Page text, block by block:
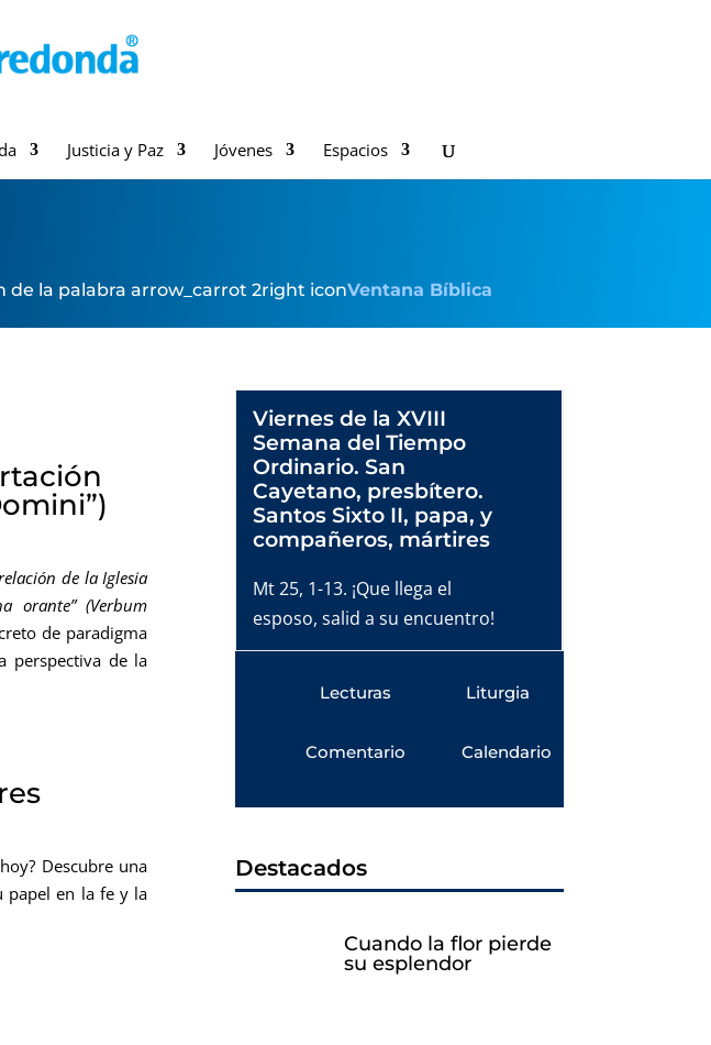
Justicia y Paz Jóvenes Espacios
de la palabra arrow_carrot 2right iconVentana Bíblica
de la Iglesia
orante” (Verbum
de paradigma
perspectiva de la
Descubre una
papel en la fe y la
Viernes de la XVIII
Semana del Tiempo
Ordinario. San
Cayetano, presbítero.
Santos Sixto II, papa, y
compañeros, mártires
Mt 25, 1-13. ¡Que llega el
esposo, salid a su encuentro!
Lecturas
Comentario
Liturgia
Calendario
Destacados
Cuando la flor pierde
su esplendor